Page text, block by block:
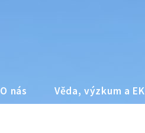
O nás Věda, výzkum a EK